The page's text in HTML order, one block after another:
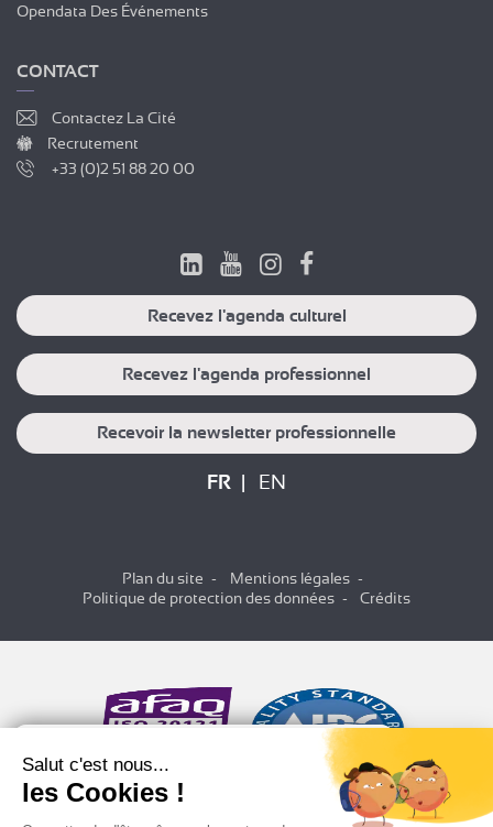
Opendata Des Événements
CONTACT
Contactez La Cité
Recrutement
+33 (0)2 51 88 20 00
Recevez l'agenda culturel
Recevez l'agenda professionnel
Recevoir la newsletter professionnelle
FR EN
Plan du site
Mentions légales
Politique de protection des données
Crédits
Salut c'est nous...
les Cookies !